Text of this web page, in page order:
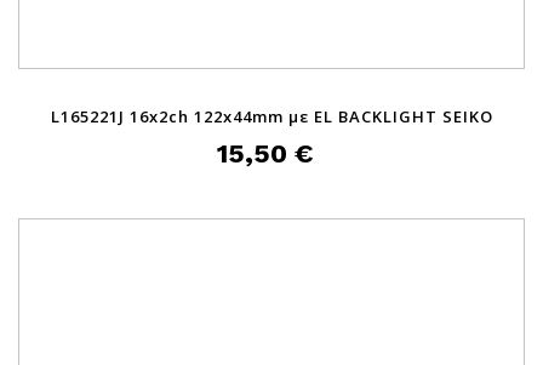
L165221J 16x2ch 122x44mm με EL BACKLIGHT SEIKO
15,50 €